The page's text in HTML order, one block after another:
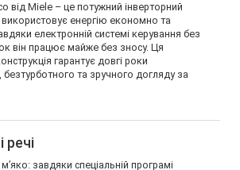
від Miele – це потужний інверторний
енергію економно та
електронній системі керування без
він працює майже без зносу. Ця
гарантує довгі роки
та зручного догляду за
речі
завдяки спеціальній програмі